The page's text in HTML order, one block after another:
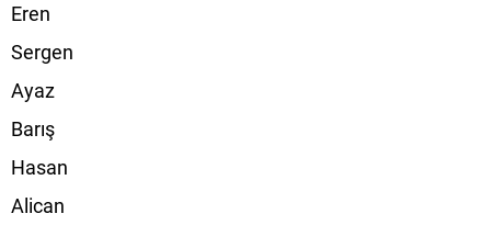
Eren
Sergen
Ayaz
Barış
Hasan
Alican